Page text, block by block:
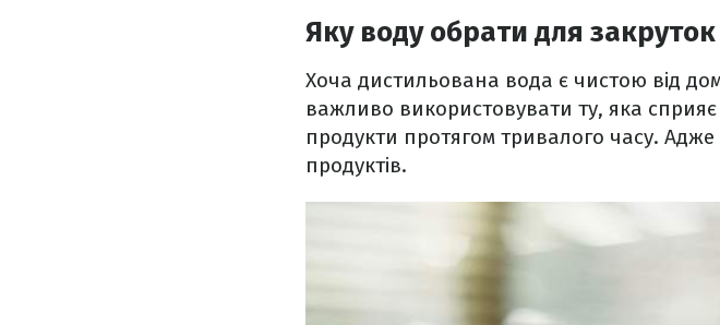
Яку воду обрати для закруток
Хоча дистильована вода є чистою від
важливо використовувати ту, яка
продукти протягом тривалого часу.
продуктів.